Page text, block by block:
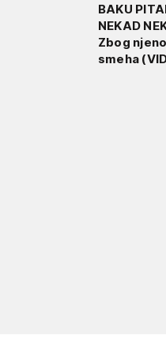
BAKU
NEKAD
Zbog
smeha